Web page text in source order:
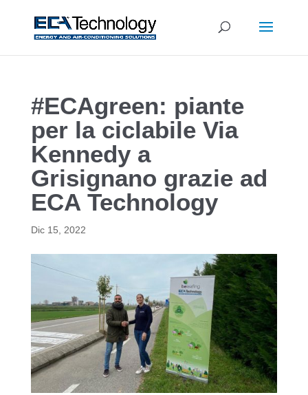
#ECAgreen: piante
per la ciclabile Via
Kennedy a
Grisignano grazie ad
ECA Technology
Dic 15, 2022